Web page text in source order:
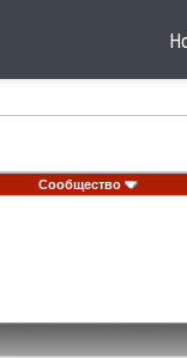
Сообщество